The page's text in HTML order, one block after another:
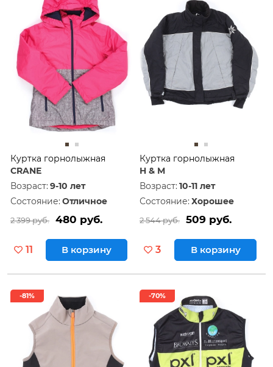
Куртка горнолыжная
CRANE
Возраст: 9-10 лет
Состояние: Отличное
2 399 руб. 480 руб.
11 В корзину
Куртка горнолыжная
H & M
Возраст: 10-11 лет
Состояние: Хорошее
2 544 руб. 509 руб.
3 В корзину
-81% -70%